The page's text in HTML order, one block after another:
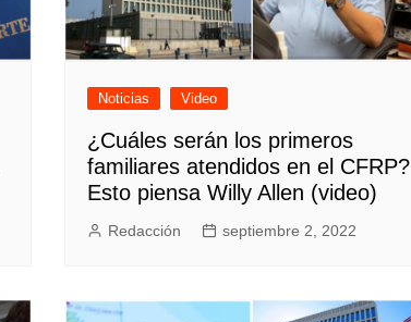
Noticias Video
¿Cuáles serán los primeros
familiares atendidos en el CFRP?
Esto piensa Willy Allen (video)
Redacción septiembre 2, 2022